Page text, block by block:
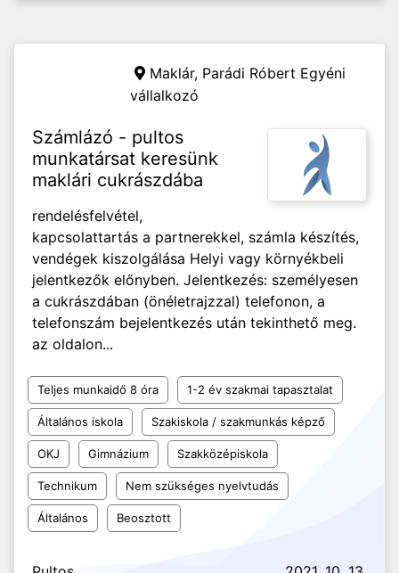
Maklár, Parádi Róbert Egyéni
vállalkozó
Számlázó - pultos
munkatársat keresünk
maklári cukrászdába
rendelésfelvétel,
kapcsolattartás a partnerekkel, számla készítés,
vendégek kiszolgálása Helyi vagy környékbeli
jelentkezők előnyben. Jelentkezés: személyesen
a cukrászdában (önéletrajzzal) telefonon, a
telefonszám bejelentkezés után tekinthető meg.
az oldalon...
Teljes munkaidő 8 óra 1-2 év szakmai tapasztalat
Általános iskola Szakiskola / szakmunkás képző
OKJ Gimnázium Szakközépiskola
Technikum Nem szükséges nyelvtudás
Általános Beosztott